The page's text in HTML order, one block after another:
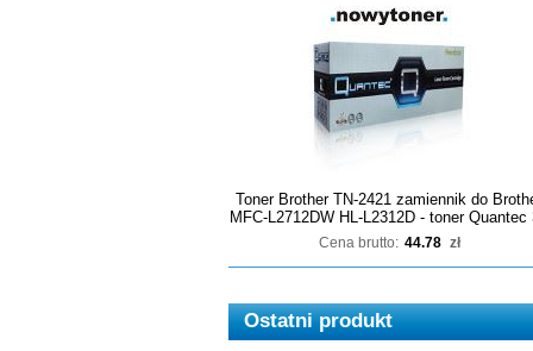
Toner Brother TN-2421 zamiennik do
MFC-L2712DW HL-L2312D - toner Quantec
Cena brutto: 44.78 zł
Ostatni produkt